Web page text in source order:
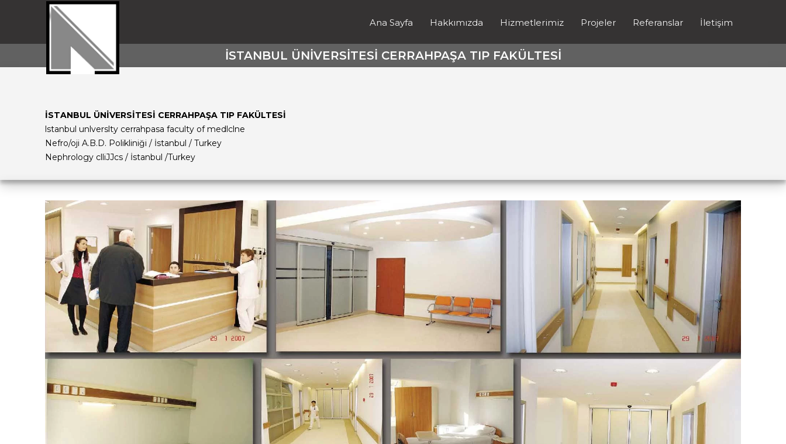
Ana Sayfa Hakkımızda Hizmetlerimiz Projeler Referanslar İletişim
İSTANBUL ÜNİVERSİTESİ CERRAHPAŞA TIP FAKÜLTESİ
İSTANBUL ÜNİVERSİTESİ CERRAHPAŞA TIP FAKÜLTESİ
lstanbul unlverslty cerrahpasa faculty of medlclne
Nefro/oji A.B.D. Polikliniği / İstanbul / Turkey
Nephrology clliJJcs/ İstanbul /Turkey